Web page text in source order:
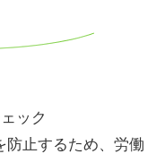
ック
防止するため、労働